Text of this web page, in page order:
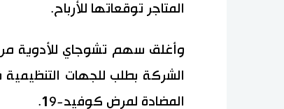
المتاجر توقعاتها للأرباح.
الشركة بطلب للجهات
المضادة لمرض كوفيد-19.